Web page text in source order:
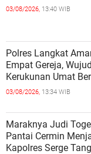
03/08/2026, 13:40 WIB
Polres Langkat
Empat Gereja,
Kerukunan Umat
03/08/2026, 13:34 WIB
Maraknya Judi
Pantai Cermin
Kapolres Serge